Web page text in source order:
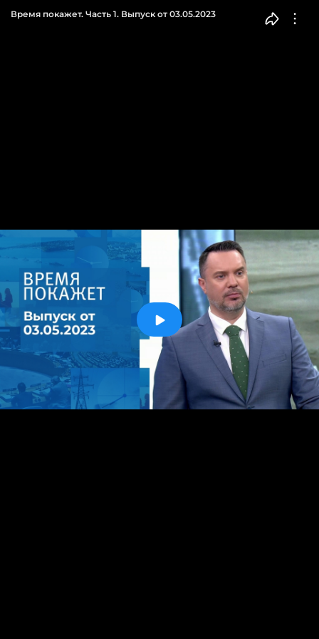
Время покажет. Часть 1. Выпуск от 03.05.2023